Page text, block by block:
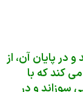
در پایان آن، از
کند که با